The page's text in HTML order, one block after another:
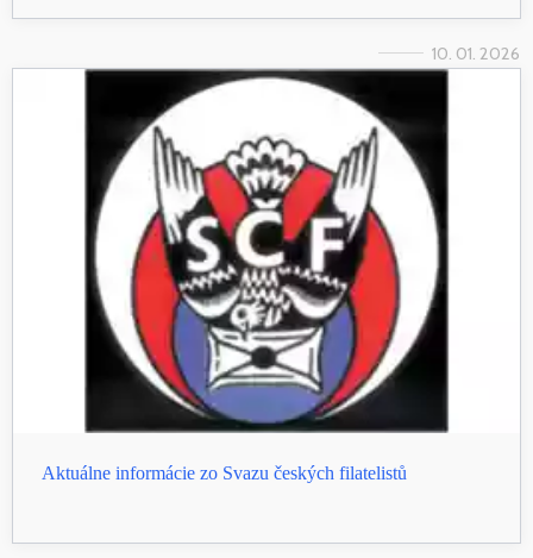
10. 01. 2026
Aktuálne informácie zo Svazu českých filatelistů